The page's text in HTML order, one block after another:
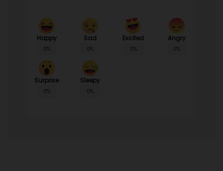
Happy
0%
Sad
0%
Excited
0%
Angry
0%
Surprise
0%
Sleepy
0%